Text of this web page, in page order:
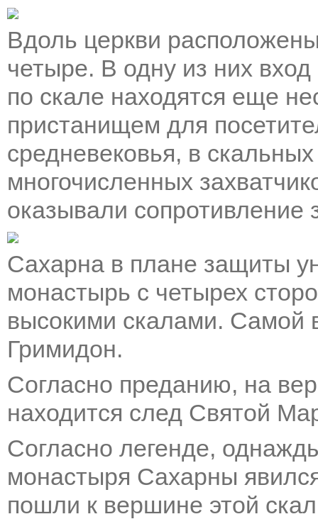
Вдоль церкви
четыре. В одну из них
по скале находятся еще
пристанищем для
средневековья, в
многочисленных
оказывали сопротивление
Сахарна в плане защиты
монастырь с четырех
высокими скалами. Самой
Гримидон.
Согласно преданию, на
находится след Святой
Согласно легенде,
монастыря Сахарны
пошли к вершине этой